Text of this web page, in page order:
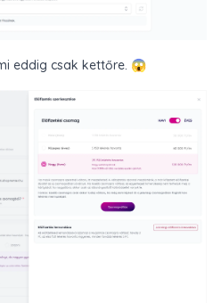
eddig csak kettőre. 😱